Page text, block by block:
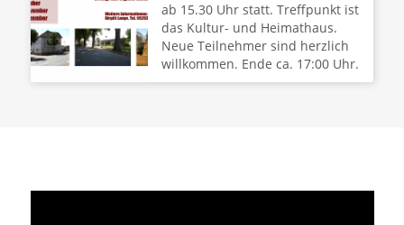
ab 15.30 Uhr statt. Treffpunkt ist
das Kultur- und Heimathaus.
Neue Teilnehmer sind herzlich
willkommen. Ende ca. 17:00 Uhr.